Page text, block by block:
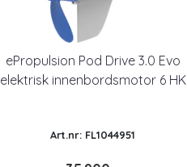
ePropulsion Pod Drive 3.0 Evo
elektrisk innenbordsmotor 6 HK
Art.nr: FL1044951